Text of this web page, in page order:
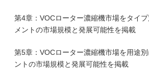
第4章：VOCローター濃縮機市場をタイ
メントの市場規模と発展可能性を掲載
第5章：VOCローター濃縮機市場を用途
ントの市場規模と発展可能性を掲載